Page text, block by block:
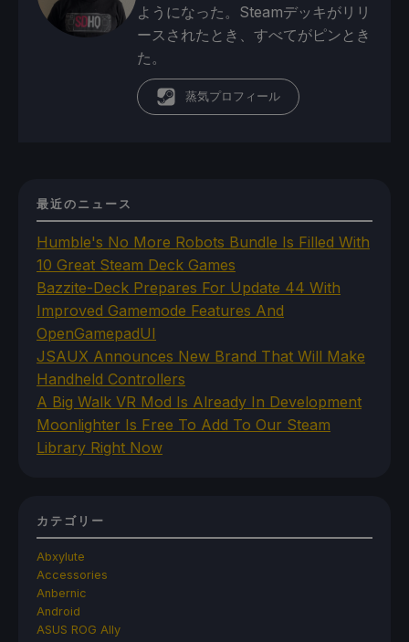
ようになった。Steamデッキがリリ
ースされたとき、すべてがピンとき
た。
蒸気プロフィール
最近のニュース
Humble's No More Robots Bundle Is Filled With
10 Great Steam Deck Games
Bazzite-Deck Prepares For Update 44 With
Improved Gamemode Features And
OpenGamepadUI
JSAUX Announces New Brand That Will Make
Handheld Controllers
A Big Walk VR Mod Is Already In Development
Moonlighter Is Free To Add To Our Steam
Library Right Now
カテゴリー
Abxylute
Accessories
Anbernic
Android
ASUS ROG Ally